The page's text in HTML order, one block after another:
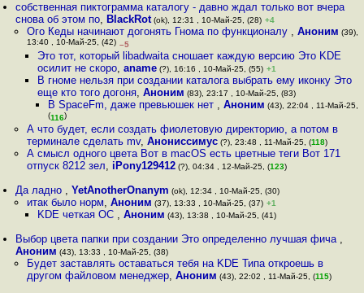
собственная пиктограмма каталогу - давно ждал только вот вчера
снова об этом по, BlackRot (ok), 12:31 , 10-Май-25, (28) +4
Ого Кеды начинают догонять Гнома по функционалу , Аноним (39),
13:40 , 10-Май-25, (42) –5
Это тот, который libadwaita сношает каждую версию Это KDE
осилит не скоро, aname(?), 16:16 , 10-Май-25, (55) +1
В гноме нельзя при создании каталога выбрать ему иконку Это
еще кто того догоня, Аноним (83), 23:17 , 10-Май-25, (83)
В SpaceFm, даже превьюшек нет ,Аноним (43), 22:04 , 11-Май-25,
(116)
А что будет, если создать фиолетовую директорию, а потом в
терминале сделать mv, Анониссимус(?), 23:48 , 11-Май-25, (118)
А смысл одного цвета Вот в macOS есть цветные теги Вот 171
отпуск 8212 зел, iPony129412(?), 04:34 , 12-Май-25, (123)
Да ладно ,YetAnotherOnanym (ok), 12:34 , 10-Май-25, (30)
итак было норм, Аноним (37), 13:33 , 10-Май-25, (37) +1
KDE четкая ОС , Аноним (43), 13:38 , 10-Май-25, (41)
Выбор цвета папки при создании Это определенно лучшая фича ,
Аноним (43), 13:33 , 10-Май-25, (38)
Будет заставлять оставаться тебя на KDE Типа откроешь в
другом файловом менеджер, Аноним (43), 22:02 , 11-Май-25, (115)